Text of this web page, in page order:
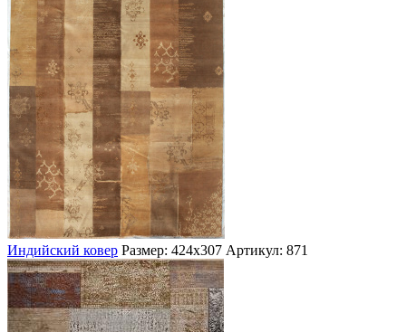
Индийский ковер Размер: 424х307 Артикул: 871